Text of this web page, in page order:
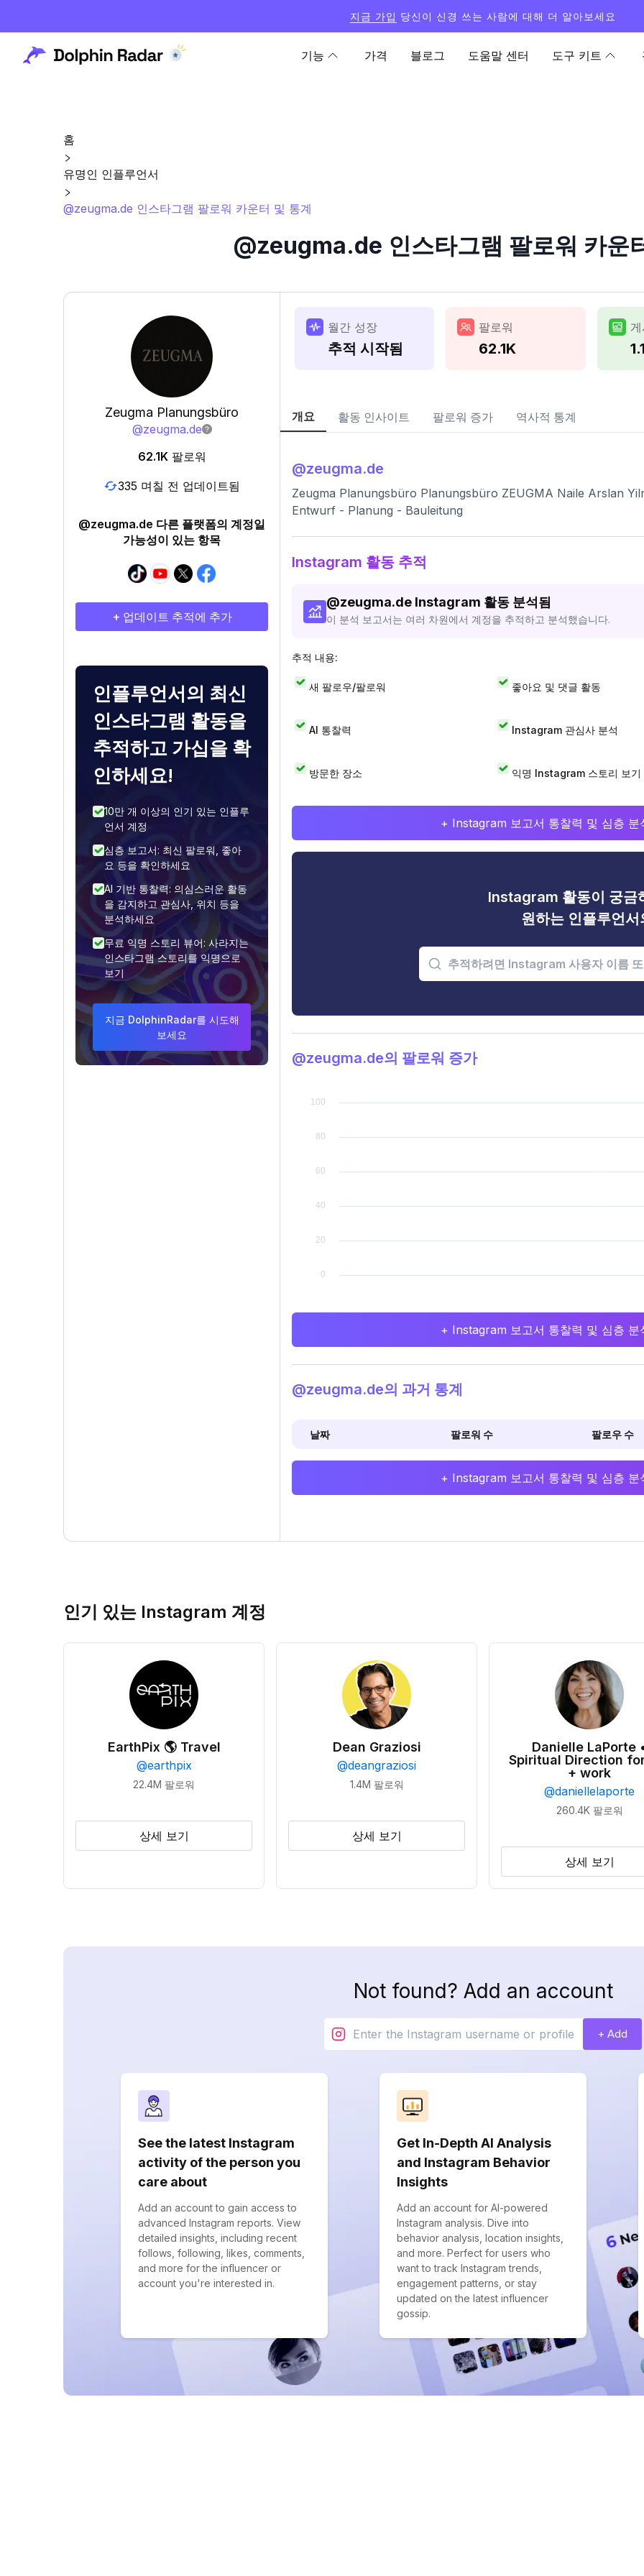
지금 가입 당신이 신경 쓰는 사람에 대해 더 알아보세요
기능 가격 블로그 도움말 센터 도구 키트
홈
유명인 인플루언서
@zeugma.de 인스타그램 팔로워 카운터 및 통계
@zeugma.de 인스타그램 팔로워 카운
Zeugma Planungsbüro
@zeugma.de
62.1K 팔로워
335 며칠 전 업데이트됨
@zeugma.de 다른 플랫폼의 계정일
가능성이 있는 항목
+ 업데이트 추적에 추가
인플루언서의 최신
인스타그램 활동을
추적하고 가십을 확
인하세요!
10만 개 이상의 인기 있는 인플루
언서 계정
심층 보고서: 최신 팔로워, 좋아
요 등을 확인하세요
AI 기반 통찰력: 의심스러운 활동
을 감지하고 관심사, 위치 등을
분석하세요
무료 익명 스토리 뷰어: 사라지는
인스타그램 스토리를 익명으로
보기
지금 DolphinRadar를 시도해
보세요
월간 성장
추적 시작됨
팔로워
62.1K
개요 활동 인사이트 팔로워 증가 역사적 통계
@zeugma.de
Zeugma Planungsbüro Planungsbüro ZEUGMA Naile Arslan
Entwurf - Planung - Bauleitung
Instagram 활동 추적
@zeugma.de Instagram 활동 분석됨
이 분석 보고서는 여러 차원에서 계정을 추적하고 분석했습니다.
추적 내용:
새 팔로우/팔로워 좋아요 및 댓글 활동
AI 통찰력 Instagram 관심사 분석
방문한 장소 익명 Instagram 스토리 보기
+ Instagram 보고서 통찰력 및 심층 분
Instagram 활동이 궁금
원하는 인플루언서
@zeugma.de의 팔로워 증가
+ Instagram 보고서 통찰력 및 심층 분
@zeugma.de의 과거 통계
날짜 팔로워 수 팔로우 수
+ Instagram 보고서 통찰력 및 심층 분
인기 있는 Instagram 계정
EarthPix 🌎 Travel
@earthpix
22.4M 팔로워
상세 보기
Dean Graziosi
@deangraziosi
1.4M 팔로워
상세 보기
Danielle LaPorte
Spiritual Direction
+ work
@daniellelaporte
260.4K 팔로워
상세 보기
Not found? Add an account
+ Add
See the latest Instagram
activity of the person you
care about
Add an account to gain access to
advanced Instagram reports. View
detailed insights, including recent
follows, following, likes, comments,
and more for the influencer or
account you're interested in.
Get In-Depth AI Analysis
and Instagram Behavior
Insights
Add an account for AI-powered
Instagram analysis. Dive into
behavior analysis, location insights,
and more. Perfect for users who
want to track Instagram trends,
engagement patterns, or stay
updated on the latest influencer
gossip.